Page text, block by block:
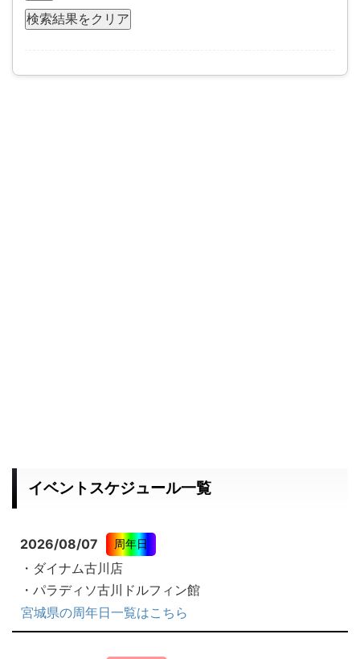
検索結果をクリア
イベントスケジュール一覧
2026/08/07 周年日
・ダイナム古川店
・パラディソ古川ドルフィン館
宮城県の周年日一覧はこちら